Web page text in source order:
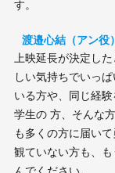
す。
渡邉心結（アン役
上映延長が決定し
しい気持ちでいっ
いる方や、同じ経
学生の 方、そんな
も多くの方に届い
観ていない方も、